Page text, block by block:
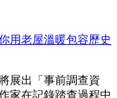
用老屋溫暖包容歷史
展出「事前調查資
家在記錄踏查過程中